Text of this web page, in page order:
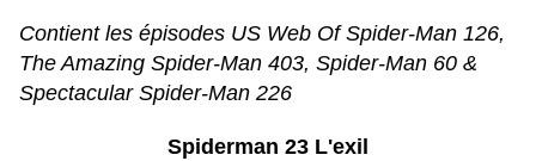
Contient les épisodes US Web Of Spider-Man 126,
The Amazing Spider-Man 403, Spider-Man 60 &
Spectacular Spider-Man 226
Spiderman 23 L'exil